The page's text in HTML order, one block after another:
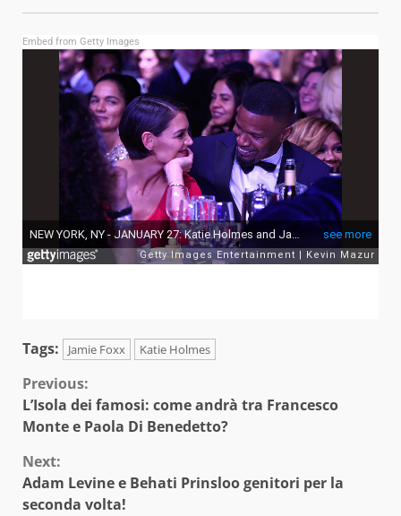
Embed from Getty Images
Tags: Jamie Foxx Katie Holmes
Continue
Reading
Previous:
L’Isola dei famosi: come andrà tra Francesco
Monte e Paola Di Benedetto?
Next:
Adam Levine e Behati Prinsloo genitori per la
seconda volta!